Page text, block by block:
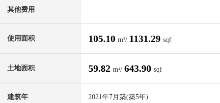
其他费用
使用面积 105.10 m²/ 1131.29 sqf
土地面积 59.82 m²/ 643.90 sqf
建筑年 2021年7月築(築5年)